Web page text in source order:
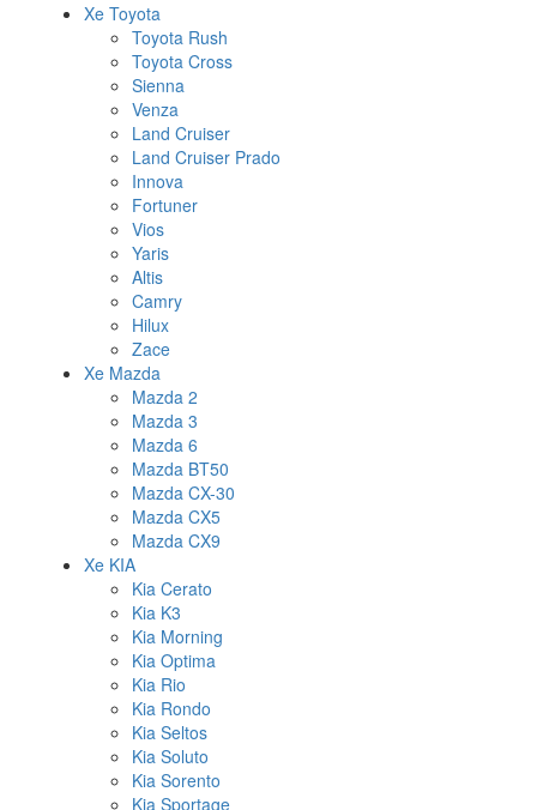
Xe Toyota
Toyota Rush
Toyota Cross
Sienna
Venza
Land Cruiser
Land Cruiser Prado
Innova
Fortuner
Vios
Yaris
Altis
Camry
Hilux
Zace
Xe Mazda
Mazda 2
Mazda 3
Mazda 6
Mazda BT50
Mazda CX-30
Mazda CX5
Mazda CX9
Xe KIA
Kia Cerato
Kia K3
Kia Morning
Kia Optima
Kia Rio
Kia Rondo
Kia Seltos
Kia Soluto
Kia Sorento
Kia Sportage